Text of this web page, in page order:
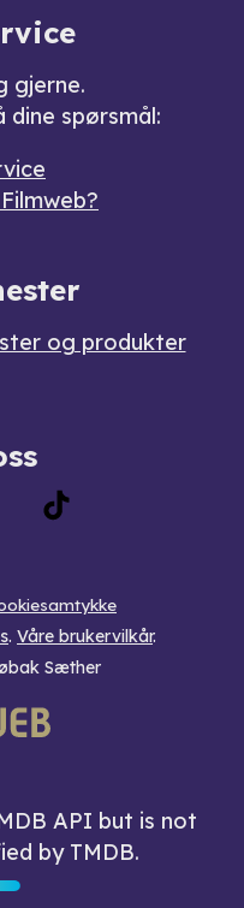
gjerne.
dine spørsmål:
og produkter
. Våre brukervilkår.
Sæther
API but is not
by TMDB.